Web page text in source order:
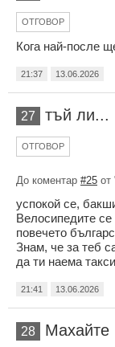
ОТГОВОР
Кога най-после
21:37 13.06.2026
27 тъй ли...
ОТГОВОР
До коментар #25 от
успокой се,
Велосипедите се
повечето
Знам, че за теб
да ти наема
21:41 13.06.2026
28 Махайте